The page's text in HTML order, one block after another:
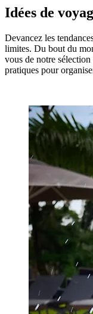
Idées de
Devancez les
limites. Du bout du
vous de notre
pratiques pour